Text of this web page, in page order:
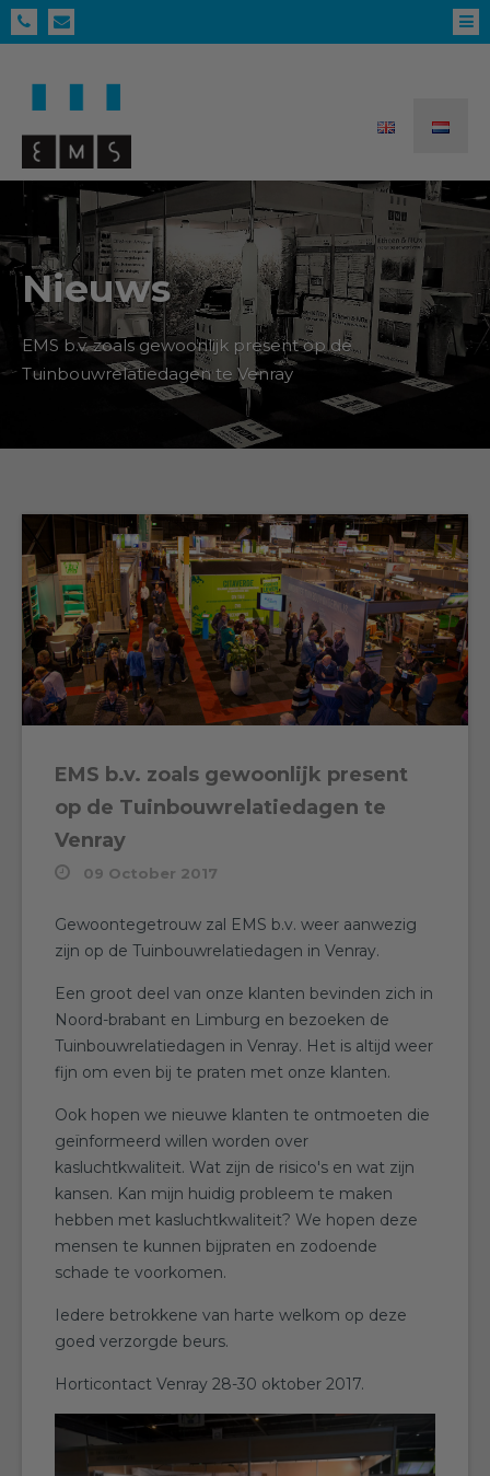
Nieuws
EMS b.v. zoals gewoonlijk present op de
Tuinbouwrelatiedagen te Venray
EMS b.v. zoals gewoonlijk present
op de Tuinbouwrelatiedagen te
Venray
09 October 2017
Gewoontegetrouw zal EMS b.v. weer aanwezig
zijn op de Tuinbouwrelatiedagen in Venray.
Een groot deel van onze klanten bevinden zich in
Noord-brabant en Limburg en bezoeken de
Tuinbouwrelatiedagen in Venray. Het is altijd weer
fijn om even bij te praten met onze klanten.
Ook hopen we nieuwe klanten te ontmoeten die
geïnformeerd willen worden over
kasluchtkwaliteit. Wat zijn de risico's en wat zijn
kansen. Kan mijn huidig probleem te maken
hebben met kasluchtkwaliteit? We hopen deze
mensen te kunnen bijpraten en zodoende
schade te voorkomen.
Iedere betrokkene van harte welkom op deze
goed verzorgde beurs.
Horticontact Venray 28-30 oktober 2017.